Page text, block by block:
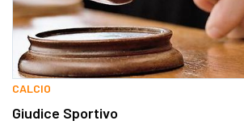
CALCIO
Giudice Sportivo